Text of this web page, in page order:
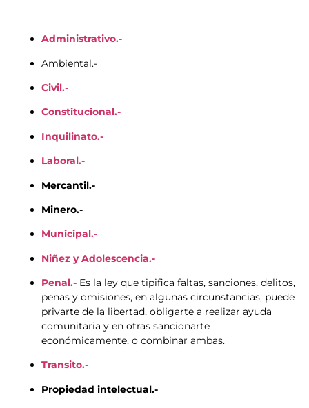
Administrativo.-
Ambiental.-
Civil.-
Constitucional.-
Inquilinato.-
Laboral.-
Mercantil.-
Minero.-
Municipal.-
Niñez y Adolescencia.-
Penal.- Es la ley que tipifica faltas, sanciones, delitos,
penas y omisiones, en algunas circunstancias, puede
privarte de la libertad, obligarte a realizar ayuda
comunitaria y en otras sancionarte
económicamente, o combinar ambas.
Transito.-
Propiedad intelectual.-